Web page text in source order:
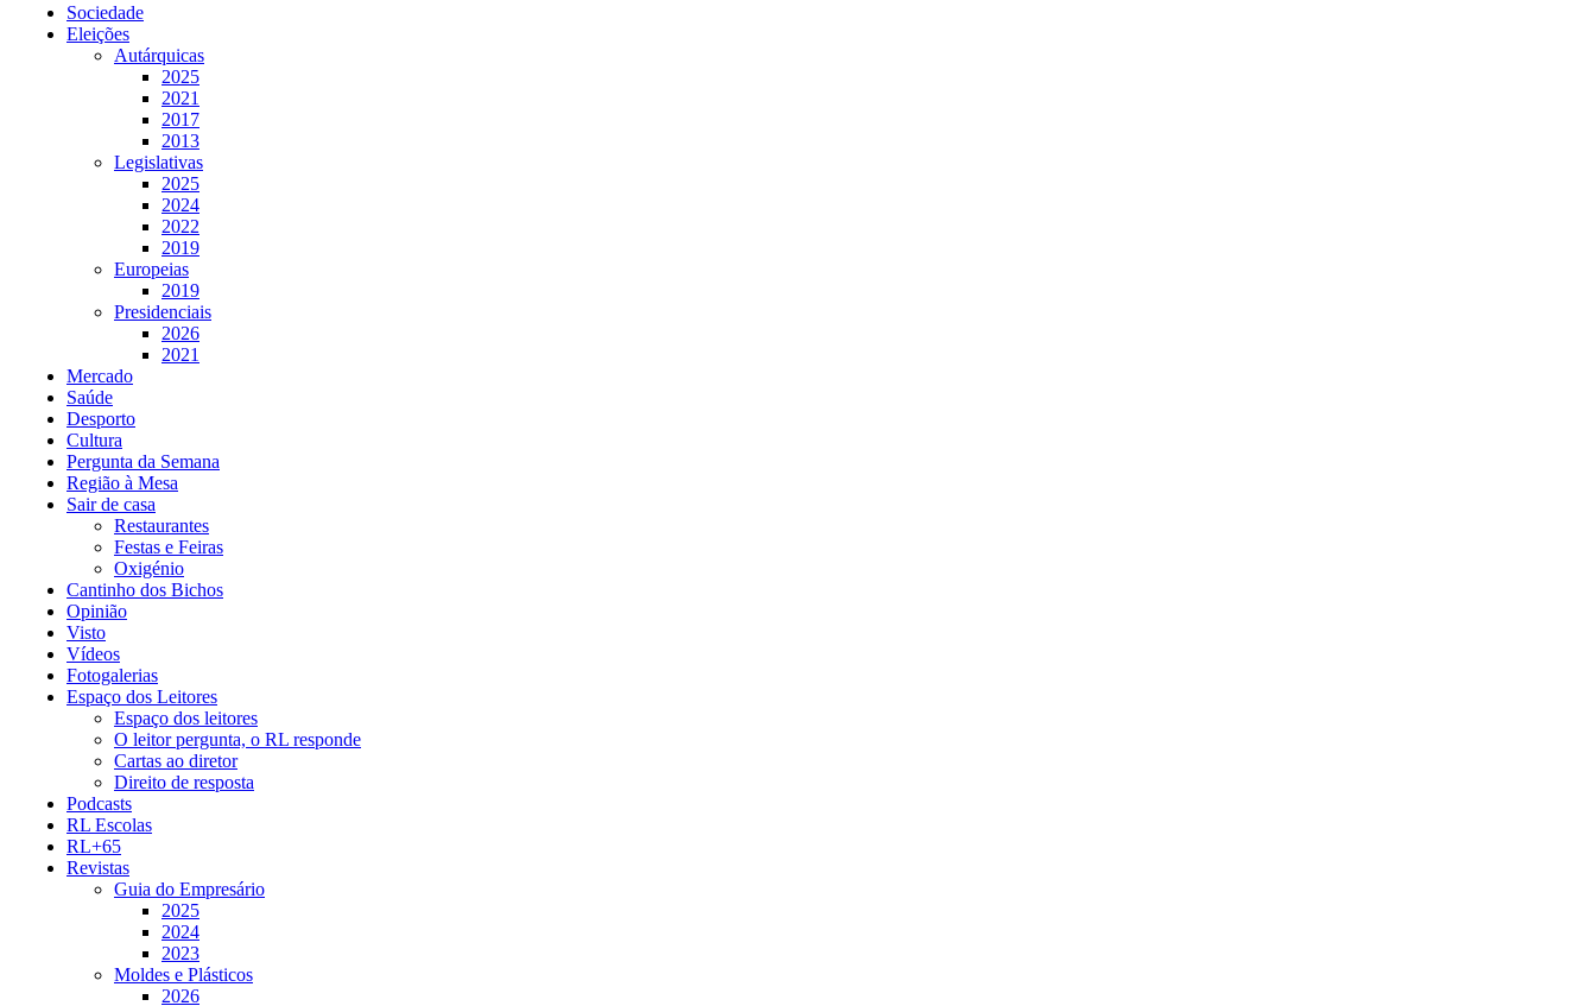
Sociedade
Eleições
Autárquicas
2025
2021
2017
2013
Legislativas
2025
2024
2022
2019
Europeias
2019
Presidenciais
2026
2021
Mercado
Saúde
Desporto
Cultura
Pergunta da Semana
Região à Mesa
Sair de casa
Restaurantes
Festas e Feiras
Oxigénio
Cantinho dos Bichos
Opinião
Visto
Vídeos
Fotogalerias
Espaço dos Leitores
Espaço dos leitores
O leitor pergunta, o RL responde
Cartas ao diretor
Direito de resposta
Podcasts
RL Escolas
RL+65
Revistas
Guia do Empresário
2025
2024
2023
Moldes e Plásticos
2026